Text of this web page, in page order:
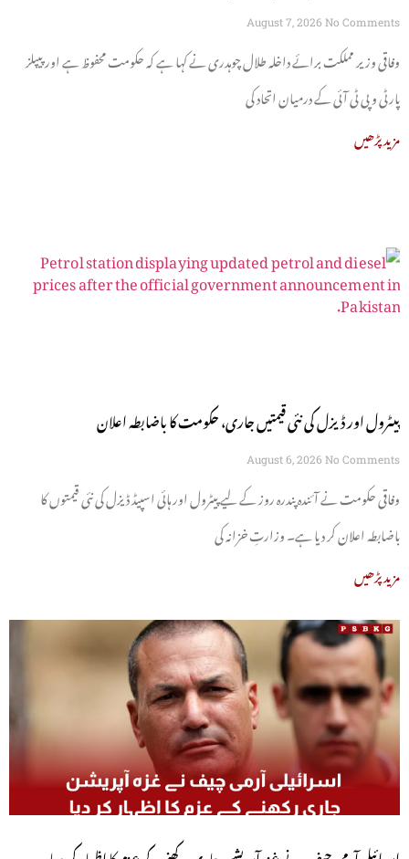
چوہدری
August 7, 2026 No Comments
وفاقی وزیر مملکت برائے داخلہ طلال چوہدری نے کہا ہے کہ حکومت محفوظ ہے اور پیپلز
پارٹی و پی ٹی آئی کے درمیان اتحاد کی
مزید پڑھیں
پیٹرول اور ڈیزل کی نئی قیمتیں جاری، حکومت کا باضابطہ اعلان
August 6, 2026 No Comments
وفاقی حکومت نے آئندہ پندرہ روز کے لیے پیٹرول اور ہائی اسپیڈ ڈیزل کی نئی قیمتوں کا
باضابطہ اعلان کر دیا ہے۔ وزارتِ خزانہ کی
مزید پڑھیں